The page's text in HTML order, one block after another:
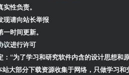
性负责。
现请向站长举报
时间更新。
议进行许可
“为了学习和研究软件内含的设计思想和
大部分下载资源收集于网络，只做学习